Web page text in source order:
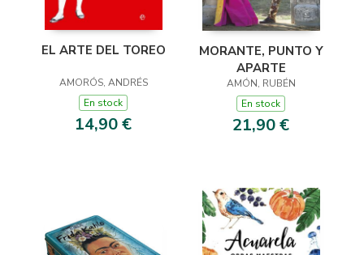
EL ARTE DEL TOREO
AMORÓS, ANDRÉS
En stock
14,90 €
MORANTE, PUNTO Y
APARTE
AMÓN, RUBÉN
En stock
21,90 €